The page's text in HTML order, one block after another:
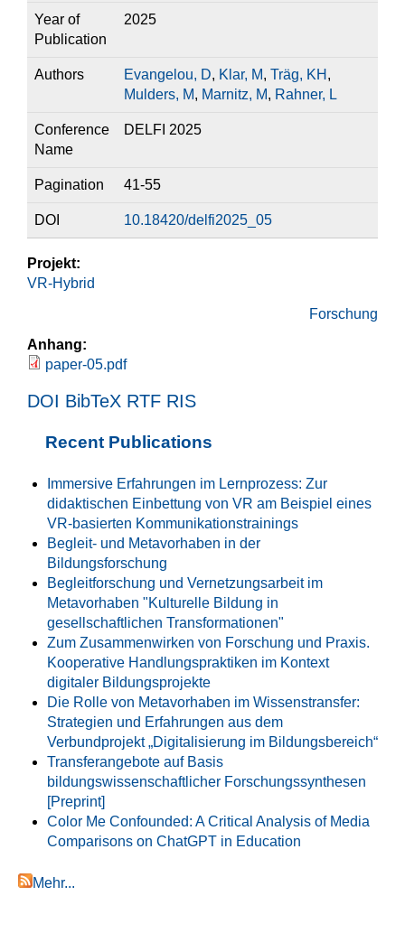
Year of
Publication
2025
Authors Evangelou, D, Klar, M, Träg, KH ,
Mulders, M, Marnitz, M, Rahner, L
Conference
Name
DELFI 2025
Pagination 41-55
DOI 10.18420/delfi2025_05
Projekt:
VR-Hybrid
Forschung
Anhang:
paper-05.pdf
DOI BibTeX RTF RIS
Recent Publications
Immersive Erfahrungen im Lernprozess: Zur
didaktischen Einbettung von VR am Beispiel eines
VR-basierten Kommunikationstrainings
Begleit- und Metavorhaben in der
Bildungsforschung
Begleitforschung und Vernetzungsarbeit im
Metavorhaben "Kulturelle Bildung in
gesellschaftlichen Transformationen"
Zum Zusammenwirken von Forschung und Praxis.
Kooperative Handlungspraktiken im Kontext
digitaler Bildungsprojekte
Die Rolle von Metavorhaben im Wissenstransfer:
Strategien und Erfahrungen aus dem
Verbundprojekt „Digitalisierung im Bildungsbereich“
Transferangebote auf Basis
bildungswissenschaftlicher Forschungssynthesen
[Preprint]
Color Me Confounded: A Critical Analysis of Media
Comparisons on ChatGPT in Education
Mehr...